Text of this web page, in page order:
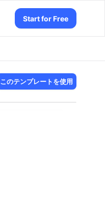
Start for Free
このテンプレートを使用